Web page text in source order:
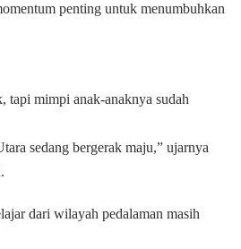
penting untuk menumbuhkan
tapi mimpi anak-anaknya sudah
sedang bergerak maju,” ujarnya
dari wilayah pedalaman masih